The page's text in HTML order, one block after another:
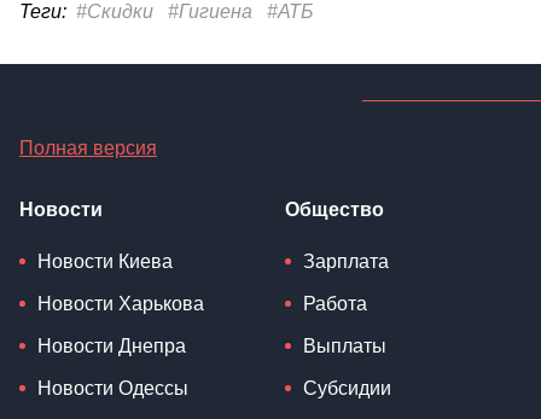
Теги: #Скидки #Гигиена #АТБ
Полная версия
Новости
Новости Киева
Новости Харькова
Новости Днепра
Новости Одессы
Общество
Зарплата
Работа
Выплаты
Субсидии